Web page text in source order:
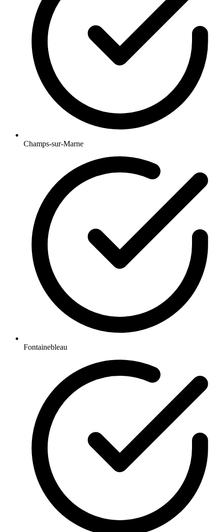
Champs-sur-Marne
Fontainebleau